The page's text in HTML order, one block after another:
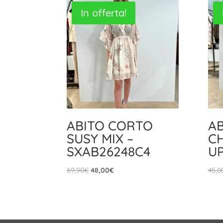
In offerta!
ABITO CORTO
SUSY MIX –
SXAB26248C4
69,90€Il
48,00€Il